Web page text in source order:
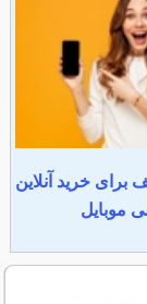
برای خرید آنلاین
موبایل